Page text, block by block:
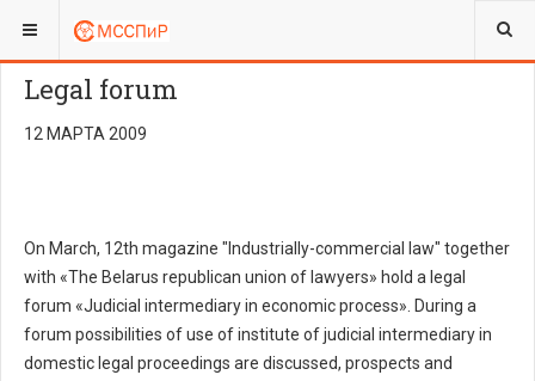
ВЫ ЗДЕСЬ:
Legal forum
12 МАРТА 2009
On March, 12th magazine "Industrially-commercial law" together
with «The Belarus republican union of lawyers» hold a legal
forum «Judicial intermediary in economic process». During a
forum possibilities of use of institute of judicial intermediary in
domestic legal proceedings are discussed, prospects and